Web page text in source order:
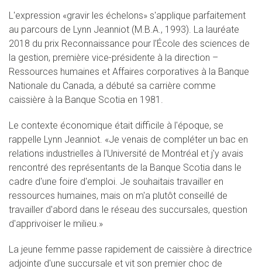
L'expression «gravir les échelons» s'applique parfaitement
au parcours de Lynn Jeanniot (M.B.A., 1993). La lauréate
2018 du prix Reconnaissance pour l'École des sciences de
la gestion, première vice-présidente à la direction –
Ressources humaines et Affaires corporatives à la Banque
Nationale du Canada, a débuté sa carrière comme
caissière à la Banque Scotia en 1981.
Le contexte économique était difficile à l'époque, se
rappelle Lynn Jeanniot. «Je venais de compléter un bac en
relations industrielles à l'Université de Montréal et j'y avais
rencontré des représentants de la Banque Scotia dans le
cadre d'une foire d'emploi. Je souhaitais travailler en
ressources humaines, mais on m'a plutôt conseillé de
travailler d'abord dans le réseau des succursales, question
d'apprivoiser le milieu.»
La jeune femme passe rapidement de caissière à directrice
adjointe d'une succursale et vit son premier choc de